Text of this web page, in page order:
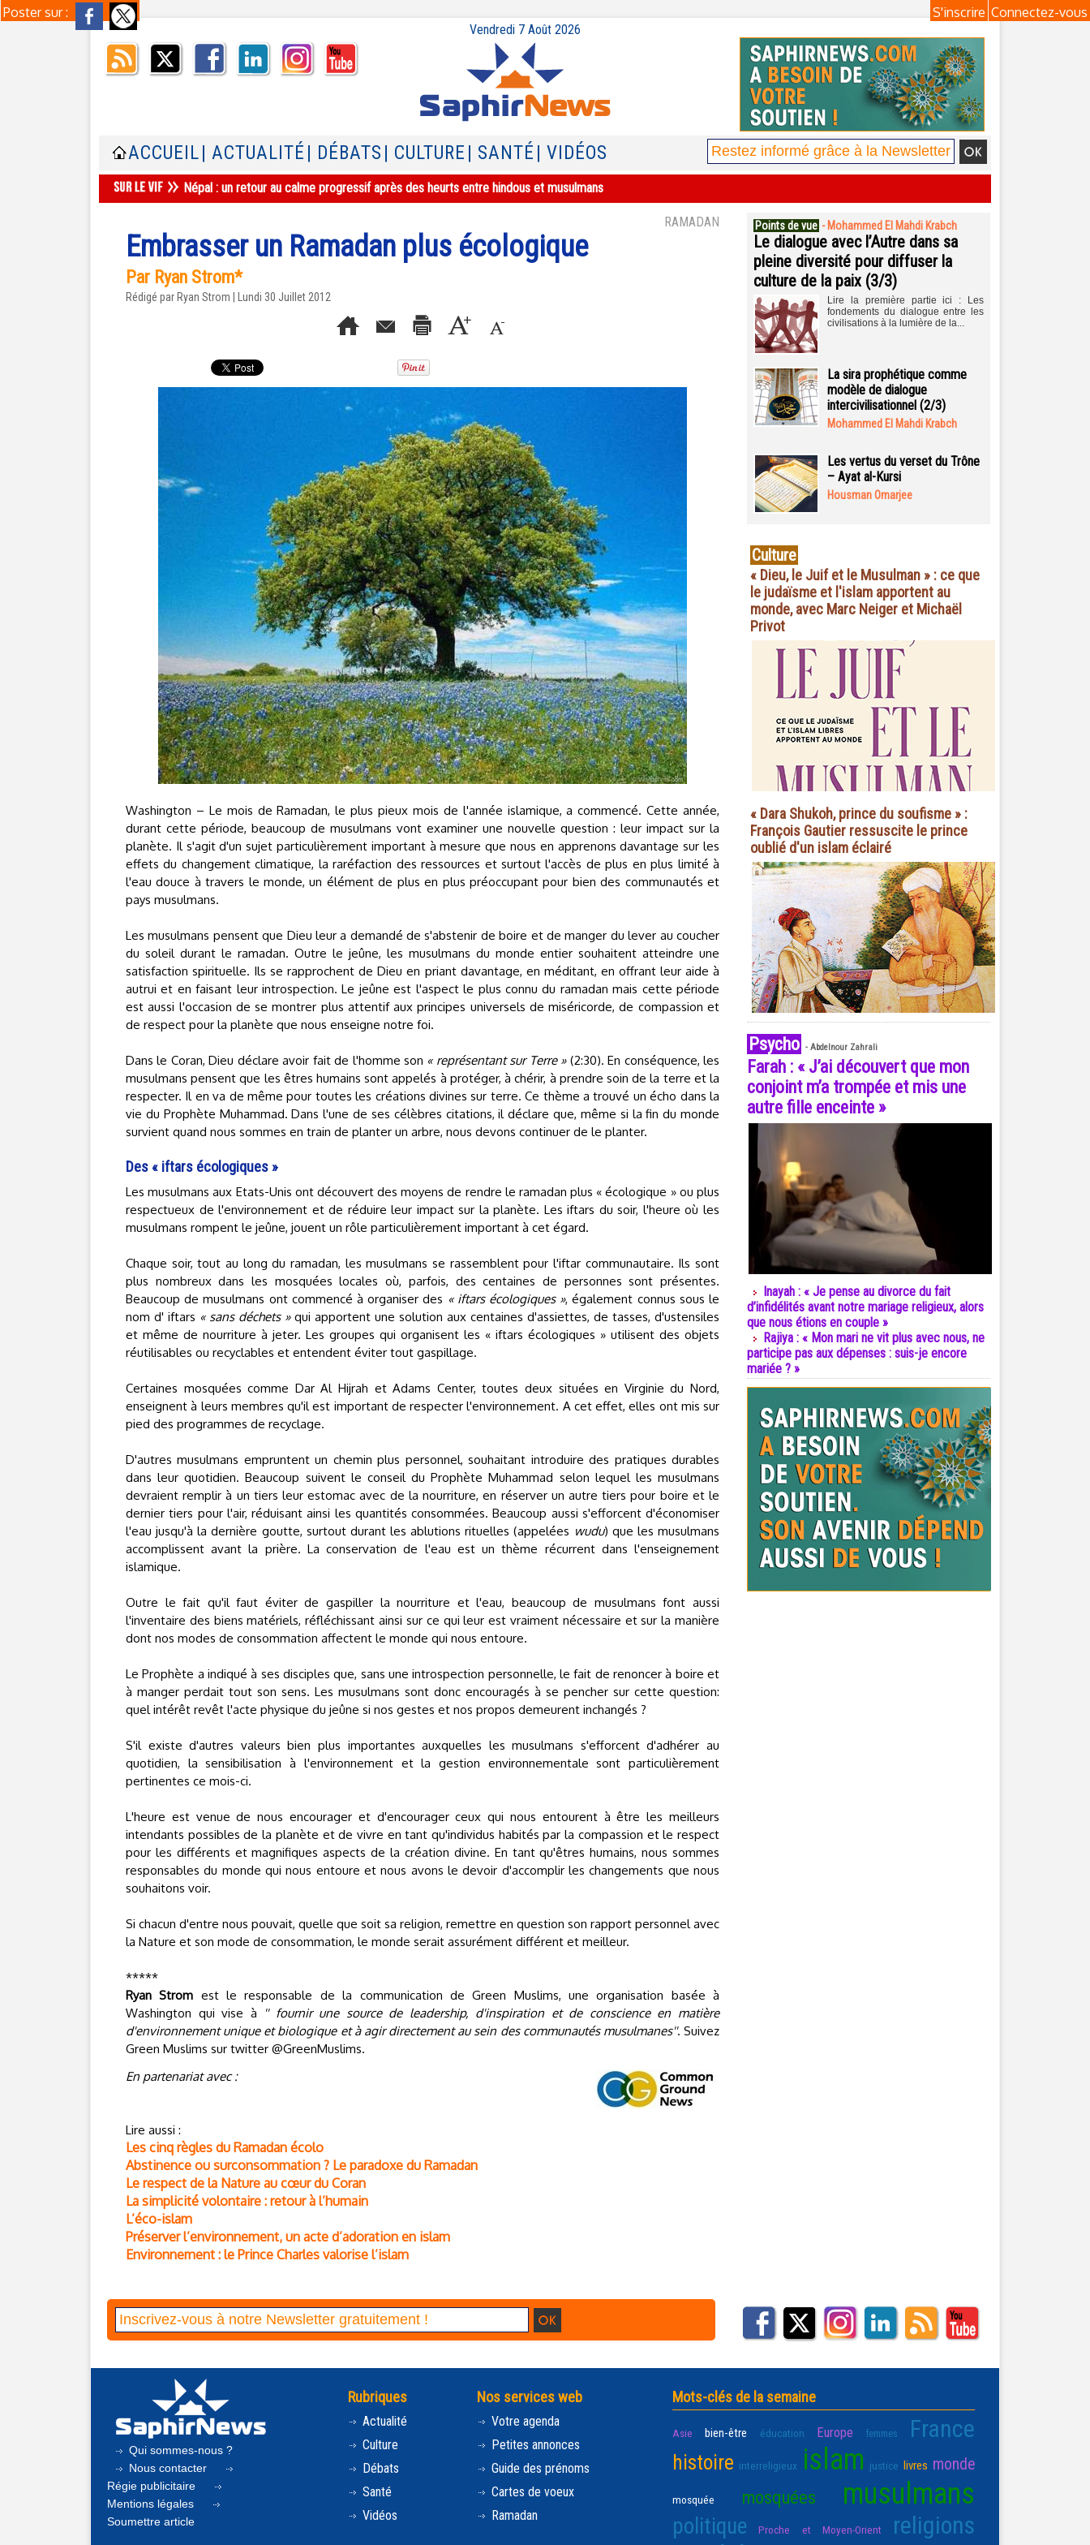
Poster sur : Connectez-vous
S'inscrire
Vendredi 7 Août 2026
ACCUEIL | ACTUALITÉ | DÉBATS | CULTURE | SANTÉ | VIDÉOS
Népal : un retour au calme progressif après des heurts entre hindous et musulmans
RAMADAN
Embrasser un Ramadan plus écologique
Par Ryan Strom*
Rédigé par Ryan Strom | Lundi 30 Juillet 2012
Washington – Le mois de Ramadan, le plus pieux mois de l'année islamique, a commencé. Cette année,
durant cette période, beaucoup de musulmans vont examiner une nouvelle question : leur impact sur la
planète. Il s'agit d'un sujet particulièrement important à mesure que nous en apprenons davantage sur les
effets du changement climatique, la raréfaction des ressources et surtout l'accès de plus en plus limité à
l'eau douce à travers le monde, un élément de plus en plus préoccupant pour bien des communautés et
pays musulmans.
Les musulmans pensent que Dieu leur a demandé de s'abstenir de boire et de manger du lever au coucher
du soleil durant le ramadan. Outre le jeûne, les musulmans du monde entier souhaitent atteindre une
satisfaction spirituelle. Ils se rapprochent de Dieu en priant davantage, en méditant, en offrant leur aide à
autrui et en faisant leur introspection. Le jeûne est l'aspect le plus connu du ramadan mais cette période
est aussi l'occasion de se montrer plus attentif aux principes universels de miséricorde, de compassion et
de respect pour la planète que nous enseigne notre foi.
Dans le Coran, Dieu déclare avoir fait de l'homme son « représentant sur Terre »(2:30). En conséquence, les
musulmans pensent que les êtres humains sont appelés à protéger, à chérir, à prendre soin de la terre et la
respecter. Il en va de même pour toutes les créations divines sur terre. Ce thème a trouvé un écho dans la
vie du Prophète Muhammad. Dans l'une de ses célèbres citations, il déclare que, même si la fin du monde
survient quand nous sommes en train de planter un arbre, nous devons continuer de le planter.
Des « iftars écologiques »
Les musulmans aux Etats-Unis ont découvert des moyens de rendre le ramadan plus « écologique » ou plus
respectueux de l'environnement et de réduire leur impact sur la planète. Les iftars du soir, l'heure où les
musulmans rompent le jeûne, jouent un rôle particulièrement important à cet égard.
Chaque soir, tout au long du ramadan, les musulmans se rassemblent pour l'iftar communautaire. Ils sont
plus nombreux dans les mosquées locales où, parfois, des centaines de personnes sont présentes.
Beaucoup de musulmans ont commencé à organiser des « iftars écologiques », également connus sous le
nom d' iftars « sans déchets »qui apportent une solution aux centaines d'assiettes, de tasses, d'ustensiles
et même de nourriture à jeter. Les groupes qui organisent les « iftars écologiques » utilisent des objets
réutilisables ou recyclables et entendent éviter tout gaspillage.
Certaines mosquées comme Dar Al Hijrah et Adams Center, toutes deux situées en Virginie du Nord,
enseignent à leurs membres qu'il est important de respecter l'environnement. A cet effet, elles ont mis sur
pied des programmes de recyclage.
D'autres musulmans empruntent un chemin plus personnel, souhaitant introduire des pratiques durables
dans leur quotidien. Beaucoup suivent le conseil du Prophète Muhammad selon lequel les musulmans
devraient remplir à un tiers leur estomac avec de la nourriture, en réserver un autre tiers pour boire et le
dernier tiers pour l'air, réduisant ainsi les quantités consommées. Beaucoup aussi s'efforcent d'économiser
l'eau jusqu'à la dernière goutte, surtout durant les ablutions rituelles (appelées wudu) que les musulmans
accomplissent avant la prière. La conservation de l'eau est un thème récurrent dans l'enseignement
islamique.
Outre le fait qu'il faut éviter de gaspiller la nourriture et l'eau, beaucoup de musulmans font aussi
l'inventaire des biens matériels, réfléchissant ainsi sur ce qui leur est vraiment nécessaire et sur la manière
dont nos modes de consommation affectent le monde qui nous entoure.
Le Prophète a indiqué à ses disciples que, sans une introspection personnelle, le fait de renoncer à boire et
à manger perdait tout son sens. Les musulmans sont donc encouragés à se pencher sur cette question:
quel intérêt revêt l'acte physique du jeûne si nos gestes et nos propos demeurent inchangés ?
S'il existe d'autres valeurs bien plus importantes auxquelles les musulmans s'efforcent d'adhérer au
quotidien, la sensibilisation à l'environnement et la gestion environnementale sont particulièrement
pertinentes ce mois-ci.
L'heure est venue de nous encourager et d'encourager ceux qui nous entourent à être les meilleurs
intendants possibles de la planète et de vivre en tant qu'individus habités par la compassion et le respect
pour les différents et magnifiques aspects de la création divine. En tant qu'êtres humains, nous sommes
responsables du monde qui nous entoure et nous avons le devoir d'accomplir les changements que nous
souhaitons voir.
Si chacun d'entre nous pouvait, quelle que soit sa religion, remettre en question son rapport personnel avec
la Nature et son mode de consommation, le monde serait assurément différent et meilleur.
*****
Ryan Strom est le responsable de la communication de Green Muslims, une organisation basée à
Washington qui vise à '' fournir une source de leadership, d'inspiration et de conscience en matière
d'environnement unique et biologique et à agir directement au sein des communautés musulmanes''. Suivez
Green Muslims sur twitter @GreenMuslims.
En partenariat avec :
Lire aussi :
Les cinq règles du Ramadan écolo
Abstinence ou surconsommation ? Le paradoxe du Ramadan
Le respect de la Nature au cœur du Coran
La simplicité volontaire : retour à l’humain
L’éco-islam
Préserver l’environnement, un acte d’adoration en islam
Environnement : le Prince Charles valorise l’islam
Points de vue - Mohammed El Mahdi Krabch
Le dialogue avec l’Autre dans sa
pleine diversité pour diffuser la
culture de la paix (3/3)
Lire la première partie ici : Les
fondements du dialogue entre les
civilisations à la lumière de la...
La sira prophétique comme
modèle de dialogue
intercivilisationnel (2/3)
Mohammed El Mahdi Krabch
Les vertus du verset du Trône
– Ayat al-Kursi
Housman Omarjee
Culture
« Dieu, le Juif et le Musulman » : ce que
le judaïsme et l'islam apportent au
monde, avec Marc Neiger et Michaël
Privot
« Dara Shukoh, prince du soufisme » :
François Gautier ressuscite le prince
oublié d'un islam éclairé
Psycho - Abdelnour Zahrali
Farah : « J’ai découvert que mon
conjoint m’a trompée et mis une
autre fille enceinte »
Inayah : « Je pense au divorce du fait
d’infidélités avant notre mariage religieux, alors
que nous étions en couple »
Rajiya : « Mon mari ne vit plus avec nous, ne
participe pas aux dépenses : suis-je encore
mariée ? »
Qui sommes-nous ?
Nous contacter
Régie publicitaire
Mentions légales
Soumettre article
Rubriques
Actualité
Culture
Débats
Santé
Vidéos
Nos services web
Votre agenda
Petites annonces
Guide des prénoms
Cartes de voeux
Ramadan
Mots-clés de la semaine
Asie bien-être éducation Europe femmes France
histoire interreligieux islam justice livres monde
mosquée mosquées musulmans
politique Proche et Moyen-Orient religions